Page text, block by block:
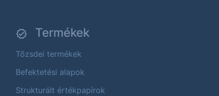
Termékek
Tőzsdei termékek
Befektetési alapok
Strukturált értékpapírok